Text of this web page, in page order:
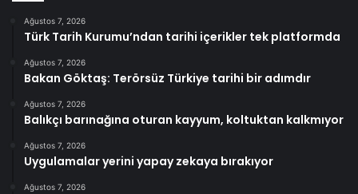
Ağustos 7, 2026
Türk Tarih Kurumu’ndan tarihi içerikler tek platformda
Ağustos 7, 2026
Bakan Göktaş: Terörsüz Türkiye tarihi bir adımdır
Ağustos 7, 2026
Balıkçı barınağına oturan kayyum, koltuktan kalkmıyor
Ağustos 7, 2026
Uygulamalar yerini yapay zekaya bırakıyor
Ağustos 7, 2026